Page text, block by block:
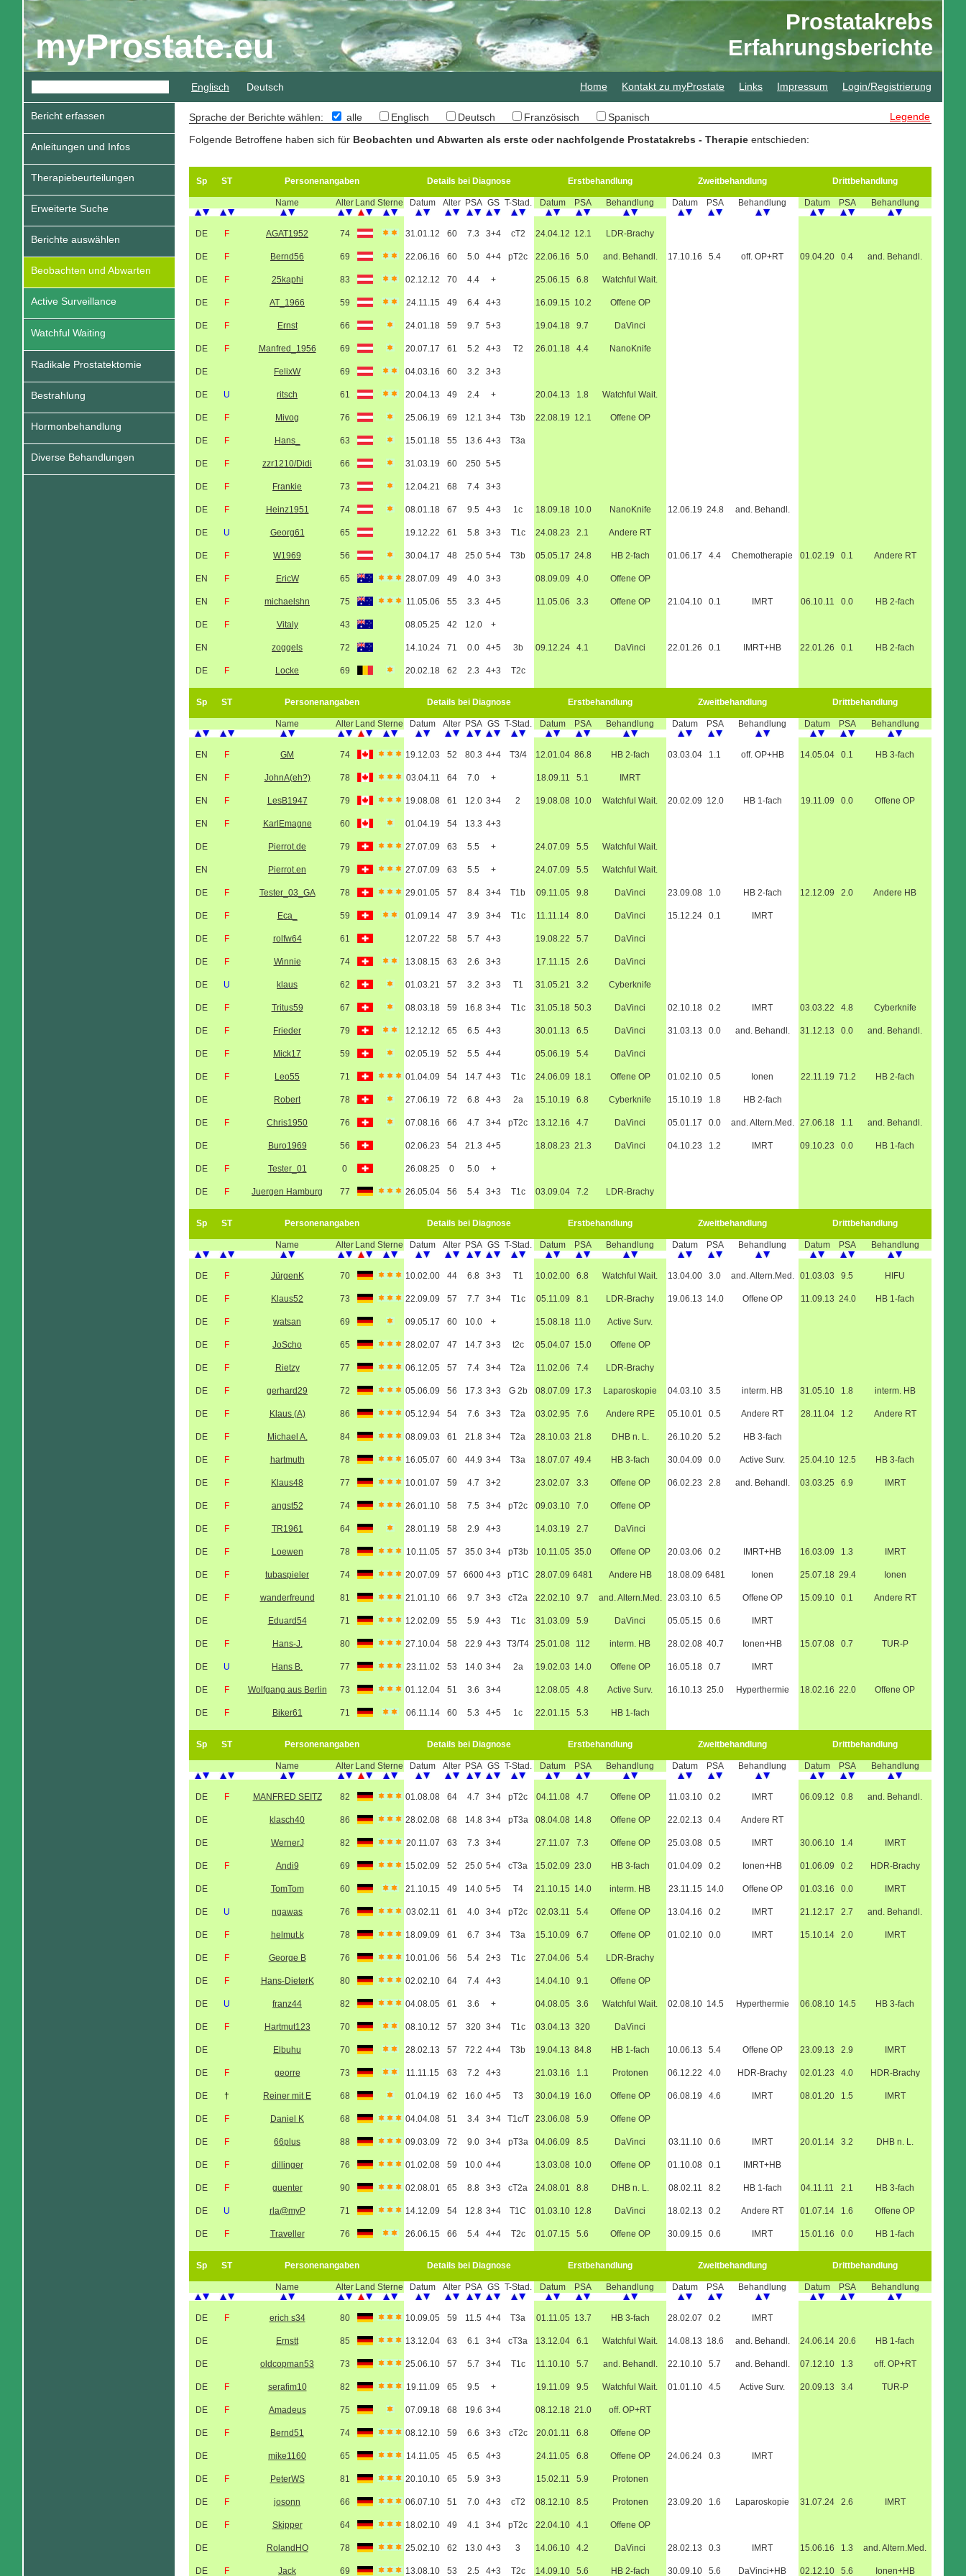
Prostatakrebs
Erfahrungsberichte
myProstate.eu
Englisch Deutsch Home Kontakt zu myProstate Links Impressum Login/Registrierung
Bericht erfassen
Anleitungen und Infos
Therapiebeurteilungen
Erweiterte Suche
Berichte auswählen
Beobachten und Abwarten
Active Surveillance
Watchful Waiting
Radikale Prostatektomie
Bestrahlung
Hormonbehandlung
Diverse Behandlungen
Sprache der Berichte wählen: alle Englisch Deutsch Französisch Spanisch
Legende
Folgende Betroffene haben sich für Beobachten und Abwarten als erste oder nachfolgende Prostatakrebs - Therapie entschieden:
Sp ST Personenangaben Details bei Diagnose Erstbehandlung Zweitbehandlung Drittbehandlung
Name Alter Land Sterne Datum Alter PSA GS T-Stad. Datum PSA Behandlung Datum PSA Behandlung Datum PSA Behandlung
DE F AGAT1952 74 31.01.12 60 7.3 3+4 cT2 24.04.12 12.1 LDR-Brachy
DE F Bernd56 69 22.06.16 60 5.0 4+4 pT2c 22.06.16 5.0 and. Behandl. 17.10.16 5.4 off. OP+RT 09.04.20 0.4 and. Behandl.
DE F 25kaphi 83 02.12.12 70 4.4 + 25.06.15 6.8 Watchful Wait.
DE F AT_1966 59 24.11.15 49 6.4 4+3 16.09.15 10.2 Offene OP
DE F Ernst 66 24.01.18 59 9.7 5+3 19.04.18 9.7 DaVinci
DE F Manfred_1956 69 20.07.17 61 5.2 4+3 T2 26.01.18 4.4 NanoKnife
DE FelixW 69 04.03.16 60 3.2 3+3
DE U ritsch 61 20.04.13 49 2.4 + 20.04.13 1.8 Watchful Wait.
DE F Mivog 76 25.06.19 69 12.1 3+4 T3b 22.08.19 12.1 Offene OP
DE F Hans_ 63 15.01.18 55 13.6 4+3 T3a
DE F zzr1210/Didi 66 31.03.19 60 250 5+5
DE F Frankie 73 12.04.21 68 7.4 3+3
DE F Heinz1951 74 08.01.18 67 9.5 4+3 1c 18.09.18 10.0 NanoKnife 12.06.19 24.8 and. Behandl.
DE U Georg61 65 19.12.22 61 5.8 3+3 T1c 24.08.23 2.1 Andere RT
DE F W1969 56 30.04.17 48 25.0 5+4 T3b 05.05.17 24.8 HB 2-fach 01.06.17 4.4 Chemotherapie 01.02.19 0.1 Andere RT
EN F EricW 65 28.07.09 49 4.0 3+3 08.09.09 4.0 Offene OP
EN F michaelshn 75 11.05.06 55 3.3 4+5 11.05.06 3.3 Offene OP 21.04.10 0.1 IMRT 06.10.11 0.0 HB 2-fach
DE F Vitaly 43 08.05.25 42 12.0 +
EN zoggels 72 14.10.24 71 0.0 4+5 3b 09.12.24 4.1 DaVinci 22.01.26 0.1 IMRT+HB 22.01.26 0.1 HB 2-fach
DE F Locke 69 20.02.18 62 2.3 4+3 T2c
Sp ST Personenangaben Details bei Diagnose Erstbehandlung Zweitbehandlung Drittbehandlung
Name Alter Land Sterne Datum Alter PSA GS T-Stad. Datum PSA Behandlung Datum PSA Behandlung Datum PSA Behandlung
EN F GM 74 19.12.03 52 80.3 4+4 T3/4 12.01.04 86.8 HB 2-fach 03.03.04 1.1 off. OP+HB 14.05.04 0.1 HB 3-fach
EN F JohnA(eh?) 78 03.04.11 64 7.0 + 18.09.11 5.1 IMRT
EN F LesB1947 79 19.08.08 61 12.0 3+4 2 19.08.08 10.0 Watchful Wait. 20.02.09 12.0 HB 1-fach 19.11.09 0.0 Offene OP
EN F KarlEmagne 60 01.04.19 54 13.3 4+3
DE Pierrot.de 79 27.07.09 63 5.5 + 24.07.09 5.5 Watchful Wait.
EN Pierrot.en 79 27.07.09 63 5.5 + 24.07.09 5.5 Watchful Wait.
DE F Tester_03_GA 78 29.01.05 57 8.4 3+4 T1b 09.11.05 9.8 DaVinci 23.09.08 1.0 HB 2-fach 12.12.09 2.0 Andere HB
DE F Eca_ 59 01.09.14 47 3.9 3+4 T1c 11.11.14 8.0 DaVinci 15.12.24 0.1 IMRT
DE F rolfw64 61 12.07.22 58 5.7 4+3 19.08.22 5.7 DaVinci
DE F Winnie 74 13.08.15 63 2.6 3+3 17.11.15 2.6 DaVinci
DE U klaus 62 01.03.21 57 3.2 3+3 T1 31.05.21 3.2 Cyberknife
DE F Tritus59 67 08.03.18 59 16.8 3+4 T1c 31.05.18 50.3 DaVinci 02.10.18 0.2 IMRT 03.03.22 4.8 Cyberknife
DE F Frieder 79 12.12.12 65 6.5 4+3 30.01.13 6.5 DaVinci 31.03.13 0.0 and. Behandl. 31.12.13 0.0 and. Behandl.
DE F Mick17 59 02.05.19 52 5.5 4+4 05.06.19 5.4 DaVinci
DE F Leo55 71 01.04.09 54 14.7 4+3 T1c 24.06.09 18.1 Offene OP 01.02.10 0.5 Ionen 22.11.19 71.2 HB 2-fach
DE Robert 78 27.06.19 72 6.8 4+3 2a 15.10.19 6.8 Cyberknife 15.10.19 1.8 HB 2-fach
DE F Chris1950 76 07.08.16 66 4.7 3+4 pT2c 13.12.16 4.7 DaVinci 05.01.17 0.0 and. Altern.Med. 27.06.18 1.1 and. Behandl.
DE Buro1969 56 02.06.23 54 21.3 4+5 18.08.23 21.3 DaVinci 04.10.23 1.2 IMRT 09.10.23 0.0 HB 1-fach
DE F Tester_01 0 26.08.25 0 5.0 +
DE F Juergen Hamburg 77 26.05.04 56 5.4 3+3 T1c 03.09.04 7.2 LDR-Brachy
Sp ST Personenangaben Details bei Diagnose Erstbehandlung Zweitbehandlung Drittbehandlung
Name Alter Land Sterne Datum Alter PSA GS T-Stad. Datum PSA Behandlung Datum PSA Behandlung Datum PSA Behandlung
DE F JürgenK 70 10.02.00 44 6.8 3+3 T1 10.02.00 6.8 Watchful Wait. 13.04.00 3.0 and. Altern.Med. 01.03.03 9.5 HIFU
DE F Klaus52 73 22.09.09 57 7.7 3+4 T1c 05.11.09 8.1 LDR-Brachy 19.06.13 14.0 Offene OP 11.09.13 24.0 HB 1-fach
DE F watsan 69 09.05.17 60 10.0 + 15.08.18 11.0 Active Surv.
DE F JoScho 65 28.02.07 47 14.7 3+3 t2c 05.04.07 15.0 Offene OP
DE F Rietzy 77 06.12.05 57 7.4 3+4 T2a 11.02.06 7.4 LDR-Brachy
DE F gerhard29 72 05.06.09 56 17.3 3+3 G 2b 08.07.09 17.3 Laparoskopie 04.03.10 3.5 interm. HB 31.05.10 1.8 interm. HB
DE F Klaus (A) 86 05.12.94 54 7.6 3+3 T2a 03.02.95 7.6 Andere RPE 05.10.01 0.5 Andere RT 28.11.04 1.2 Andere RT
DE F Michael A. 84 08.09.03 61 21.8 3+4 T2a 28.10.03 21.8 DHB n. L. 26.10.20 5.2 HB 3-fach
DE F hartmuth 78 16.05.07 60 44.9 3+4 T3a 18.07.07 49.4 HB 3-fach 30.04.09 0.0 Active Surv. 25.04.10 12.5 HB 3-fach
DE F Klaus48 77 10.01.07 59 4.7 3+2 23.02.07 3.3 Offene OP 06.02.23 2.8 and. Behandl. 03.03.25 6.9 IMRT
DE F angst52 74 26.01.10 58 7.5 3+4 pT2c 09.03.10 7.0 Offene OP
DE F TR1961 64 28.01.19 58 2.9 4+3 14.03.19 2.7 DaVinci
DE F Loewen 78 10.11.05 57 35.0 3+4 pT3b 10.11.05 35.0 Offene OP 20.03.06 0.2 IMRT+HB 16.03.09 1.3 IMRT
DE F tubaspieler 74 20.07.09 57 6600 4+3 pT1C 28.07.09 6481 Andere HB 18.08.09 6481 Ionen 25.07.18 29.4 Ionen
DE F wanderfreund 81 21.01.10 66 9.7 3+3 cT2a 22.02.10 9.7 and. Altern.Med. 23.03.10 6.5 Offene OP 15.09.10 0.1 Andere RT
DE Eduard54 71 12.02.09 55 5.9 4+3 T1c 31.03.09 5.9 DaVinci 05.05.15 0.6 IMRT
DE F Hans-J. 80 27.10.04 58 22.9 4+3 T3/T4 25.01.08 112 interm. HB 28.02.08 40.7 Ionen+HB 15.07.08 0.7 TUR-P
DE U Hans B. 77 23.11.02 53 14.0 3+4 2a 19.02.03 14.0 Offene OP 16.05.18 0.7 IMRT
DE F Wolfgang aus Berlin 73 01.12.04 51 3.6 3+4 12.08.05 4.8 Active Surv. 16.10.13 25.0 Hyperthermie 18.02.16 22.0 Offene OP
DE F Biker61 71 06.11.14 60 5.3 4+5 1c 22.01.15 5.3 HB 1-fach
Sp ST Personenangaben Details bei Diagnose Erstbehandlung Zweitbehandlung Drittbehandlung
Name Alter Land Sterne Datum Alter PSA GS T-Stad. Datum PSA Behandlung Datum PSA Behandlung Datum PSA Behandlung
DE F MANFRED SEITZ 82 01.08.08 64 4.7 3+4 pT2c 04.11.08 4.7 Offene OP 11.03.10 0.2 IMRT 06.09.12 0.8 and. Behandl.
DE klasch40 86 28.02.08 68 14.8 3+4 pT3a 08.04.08 14.8 Offene OP 22.02.13 0.4 Andere RT
DE WernerJ 82 20.11.07 63 7.3 3+4 27.11.07 7.3 Offene OP 25.03.08 0.5 IMRT 30.06.10 1.4 IMRT
DE F Andi9 69 15.02.09 52 25.0 5+4 cT3a 15.02.09 23.0 HB 3-fach 01.04.09 0.2 Ionen+HB 01.06.09 0.2 HDR-Brachy
DE TomTom 60 21.10.15 49 14.0 5+5 T4 21.10.15 14.0 interm. HB 23.11.15 14.0 Offene OP 01.03.16 0.0 IMRT
DE U ngawas 76 03.02.11 61 4.0 3+4 pT2c 02.03.11 5.4 Offene OP 13.04.16 0.2 IMRT 21.12.17 2.7 and. Behandl.
DE F helmut.k 78 18.09.09 61 6.7 3+4 T3a 15.10.09 6.7 Offene OP 01.02.10 0.0 IMRT 15.10.14 2.0 IMRT
DE F George B 76 10.01.06 56 5.4 2+3 T1c 27.04.06 5.4 LDR-Brachy
DE F Hans-DieterK 80 02.02.10 64 7.4 4+3 14.04.10 9.1 Offene OP
DE U franz44 82 04.08.05 61 3.6 + 04.08.05 3.6 Watchful Wait. 02.08.10 14.5 Hyperthermie 06.08.10 14.5 HB 3-fach
DE F Hartmut123 70 08.10.12 57 320 3+4 T1c 03.04.13 320 DaVinci
DE Elbuhu 70 28.02.13 57 72.2 4+4 T3b 19.04.13 84.8 HB 1-fach 10.06.13 5.4 Offene OP 23.09.13 2.9 IMRT
DE F georre 73 11.11.15 63 7.2 4+3 21.03.16 1.1 Protonen 06.12.22 4.0 HDR-Brachy 02.01.23 4.0 HDR-Brachy
DE † Reiner mit E 68 01.04.19 62 16.0 4+5 T3 30.04.19 16.0 Offene OP 06.08.19 4.6 IMRT 08.01.20 1.5 IMRT
DE F Daniel K 68 04.04.08 51 3.4 3+4 T1c/T 23.06.08 5.9 Offene OP
DE F 66plus 88 09.03.09 72 9.0 3+4 pT3a 04.06.09 8.5 DaVinci 03.11.10 0.6 IMRT 20.01.14 3.2 DHB n. L.
DE F dillinger 76 01.02.08 59 10.0 4+4 13.03.08 10.0 Offene OP 01.10.08 0.1 IMRT+HB
DE F guenter 90 02.08.01 65 8.8 3+3 cT2a 24.08.01 8.8 DHB n. L. 08.02.11 8.2 HB 1-fach 04.11.11 2.1 HB 3-fach
DE U rla@myP 71 14.12.09 54 12.8 3+4 T1C 01.03.10 12.8 DaVinci 18.02.13 0.2 Andere RT 01.07.14 1.6 Offene OP
DE F Traveller 76 26.06.15 66 5.4 4+4 T2c 01.07.15 5.6 Offene OP 30.09.15 0.6 IMRT 15.01.16 0.0 HB 1-fach
Sp ST Personenangaben Details bei Diagnose Erstbehandlung Zweitbehandlung Drittbehandlung
Name Alter Land Sterne Datum Alter PSA GS T-Stad. Datum PSA Behandlung Datum PSA Behandlung Datum PSA Behandlung
DE F erich s34 80 10.09.05 59 11.5 4+4 T3a 01.11.05 13.7 HB 3-fach 28.02.07 0.2 IMRT
DE Ernstt 85 13.12.04 63 6.1 3+4 cT3a 13.12.04 6.1 Watchful Wait. 14.08.13 18.6 and. Behandl. 24.06.14 20.6 HB 1-fach
DE oldcopman53 73 25.06.10 57 5.7 3+4 T1c 11.10.10 5.7 and. Behandl. 22.10.10 5.7 and. Behandl. 07.12.10 1.3 off. OP+RT
DE F serafim10 82 19.11.09 65 9.5 + 19.11.09 9.5 Watchful Wait. 01.01.10 4.5 Active Surv. 20.09.13 3.4 TUR-P
DE F Amadeus 75 07.09.18 68 19.6 3+4 08.12.18 21.0 off. OP+RT
DE F Bernd51 74 08.12.10 59 6.6 3+3 cT2c 20.01.11 6.8 Offene OP
DE mike1160 65 14.11.05 45 6.5 4+3 24.11.05 6.8 Offene OP 24.06.24 0.3 IMRT
DE F PeterWS 81 20.10.10 65 5.9 3+3 15.02.11 5.9 Protonen
DE F josonn 66 06.07.10 51 7.0 4+3 cT2 08.12.10 8.5 Protonen 23.09.20 1.6 Laparoskopie 31.07.24 2.6 IMRT
DE F Skipper 64 18.02.10 49 4.1 3+4 pT2c 22.04.10 4.1 Offene OP
DE RolandHO 78 25.02.10 62 13.0 4+3 3 14.06.10 4.2 DaVinci 28.02.13 0.3 IMRT 15.06.16 1.3 and. Altern.Med.
DE F Jack 69 13.08.10 53 2.5 4+3 T2c 14.09.10 5.6 HB 2-fach 30.09.10 5.6 DaVinci+HB 02.12.10 5.6 Ionen+HB